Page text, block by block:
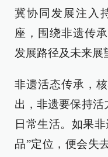
冀协同发展注入
座，围绕非遗传
发展路径及未来展
非遗活态传承，
出，非遗要保持活
日常生活。如果
品”定位，便会失